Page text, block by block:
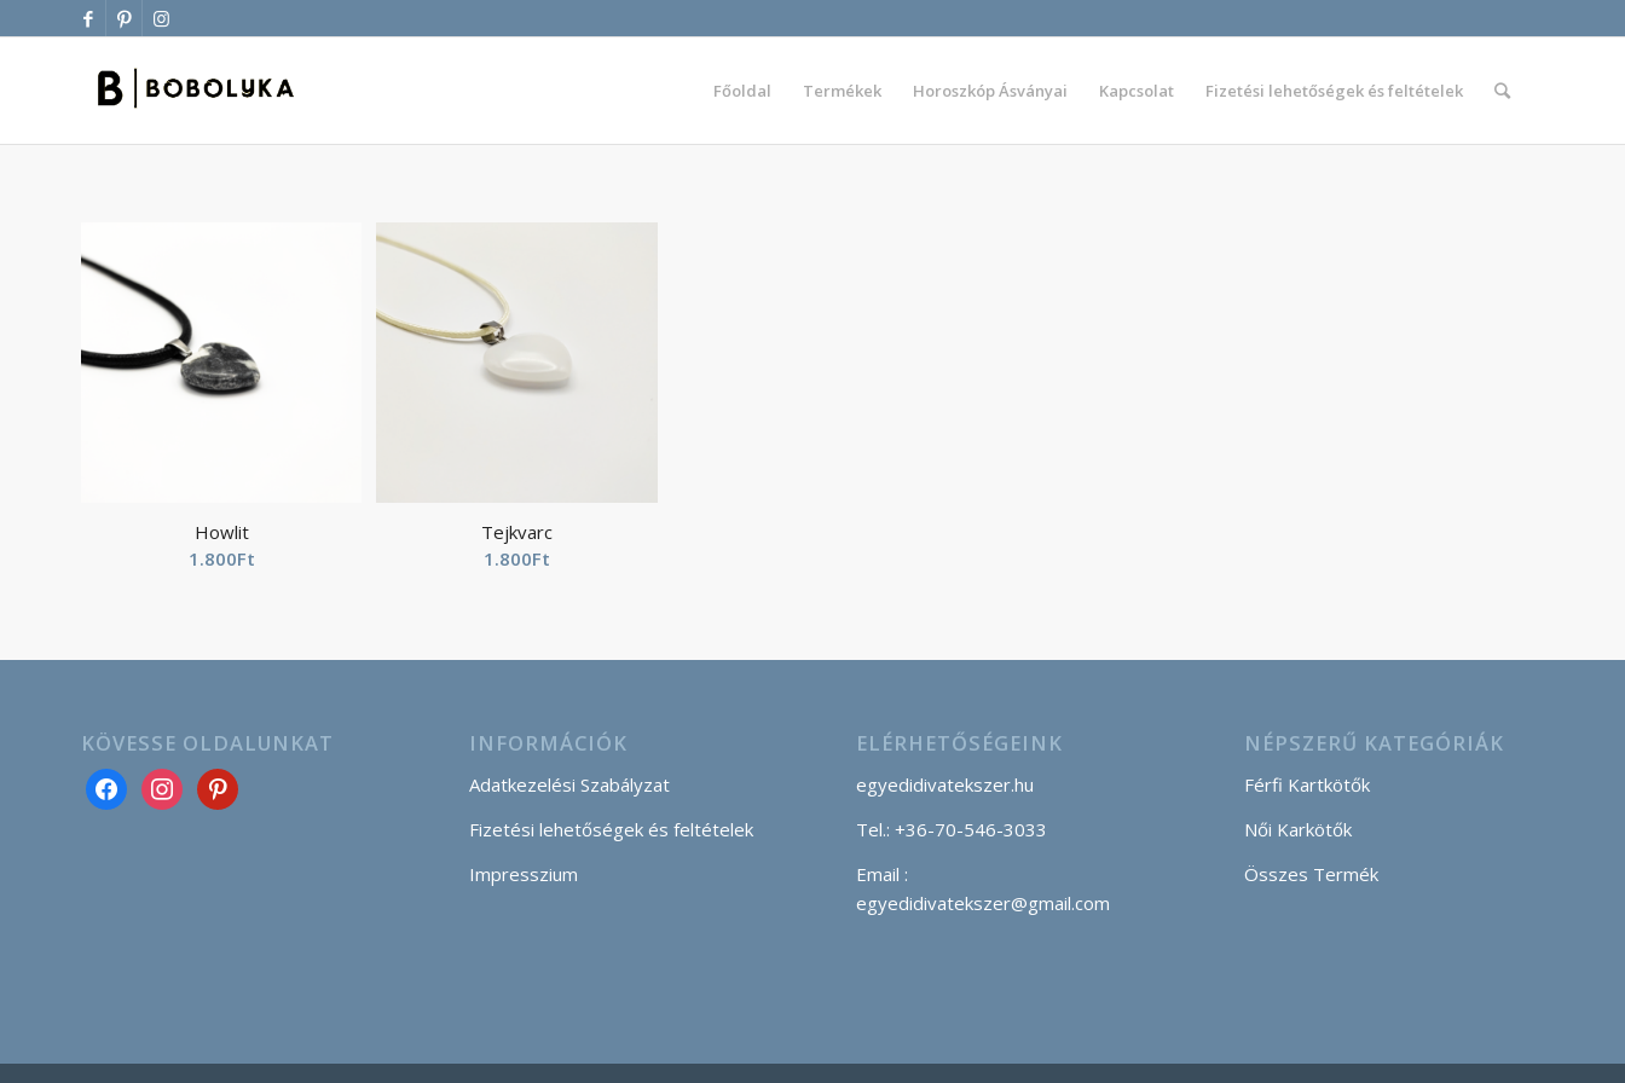
Főoldal Termékek Horoszkóp Ásványai Kapcsolat Fizetési lehetőségek és feltételek
Howlit
1.800Ft
Tejkvarc
1.800Ft
KÖVESSE OLDALUNKAT INFORMÁCIÓK
Adatkezelési Szabályzat
Fizetési lehetőségek és feltételek
Impresszium
ELÉRHETŐSÉGEINK
egyedidivatekszer.hu
Tel.: +36-70-546-3033
Email :
egyedidivatekszer@gmail.com
NÉPSZERŰ KATEGÓRIÁK
Férfi Kartkötők
Női Karkötők
Összes Termék